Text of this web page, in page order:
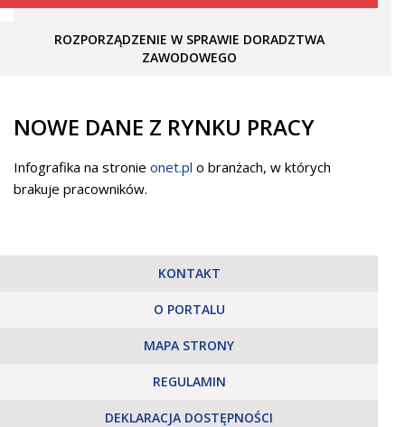
ROZPORZĄDZENIE W SPRAWIE DORADZTWA
ZAWODOWEGO
NOWE DANE Z RYNKU PRACY
Infografika na stronie onet.pl o branżach, w których
brakuje pracowników.
KONTAKT
O PORTALU
MAPA STRONY
REGULAMIN
DEKLARACJA DOSTĘPNOŚCI